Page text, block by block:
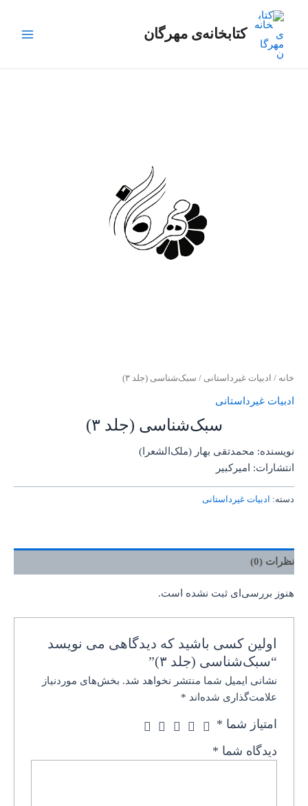
کتابخانه‌ی مهرگان
Menu
خانه / ادبیات غیرداستانی / سبک‌شناسی (جلد ۳)
ادبیات غیرداستانی
سبک‌شناسی (جلد ۳)
نویسنده: محمدتقی بهار (ملک‌الشعرا)
انتشارات: امیرکبیر
دسته: ادبیات غیرداستانی
نظرات (0)
هنوز بررسی‌ای ثبت نشده است.
اولین کسی باشید که دیدگاهی می نویسد
“سبک‌شناسی (جلد ۳)”
نشانی ایمیل شما منتشر نخواهد شد. بخش‌های موردنیاز
علامت‌گذاری شده‌اند *
امتیاز شما *
دیدگاه شما *